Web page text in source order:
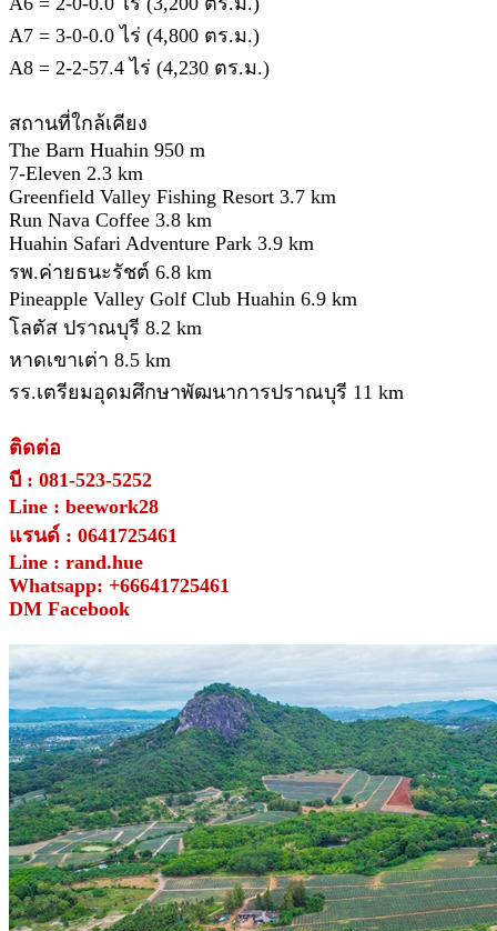
A7 = 3-0-0.0 ไร่ (4,800 ตร.ม.)
A8 = 2-2-57.4 ไร่ (4,230 ตร.ม.)
สถานที่ใกล้เคียง
The Barn Huahin 950 m
7-Eleven 2.3 km
Greenfield Valley Fishing Resort 3.7 km
Run Nava Coffee 3.8 km
Huahin Safari Adventure Park 3.9 km
รพ.ค่ายธนะรัชต์ 6.8 km
Pineapple Valley Golf Club Huahin 6.9 km
โลตัส ปราณบุรี 8.2 km
หาดเขาเต่า 8.5 km
รร.เตรียมอุดมศึกษาพัฒนาการปราณบุรี 11 km
ติดต่อ
บี : 081-523-5252
Line : beework28
แรนด์ : 0641725461
Line : rand.hue
Whatsapp: +66641725461
DM Facebook